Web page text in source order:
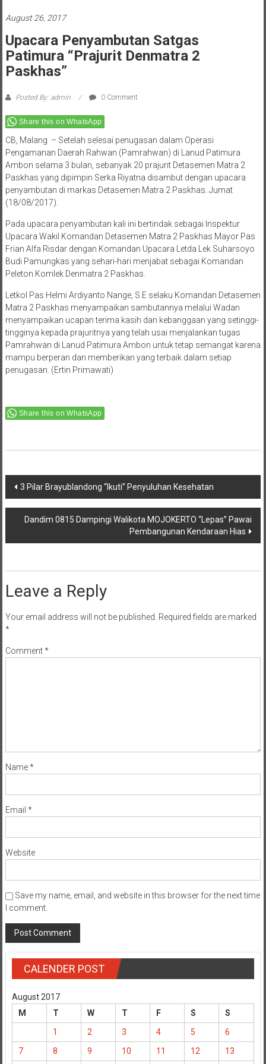
August 26, 2017
Upacara Penyambutan Satgas
Patimura “Prajurit Denmatra 2
Paskhas”
Posted By: admin 0 Comment
Share this on WhatsApp
CB, Malang – Setelah selesai penugasan dalam Operasi
Pengamanan Daerah Rahwan (Pamrahwan) di Lanud Patimura
Ambon selama 3 bulan, sebanyak 20 prajurit Detasemen Matra 2
Paskhas yang dipimpin Serka Riyatna disambut dengan upacara
penyambutan di markas Detasemen Matra 2 Paskhas. Jumat
(18/08/2017).
Pada upacara penyambutan kali ini bertindak sebagai Inspektur
Upacara Wakil Komandan Detasemen Matra 2 Paskhas Mayor Pas
Frian Alfa Risdar dengan Komandan Upacara Letda Lek Suharsoyo
Budi Pamungkas yang sehari-hari menjabat sebagai Komandan
Peleton Komlek Denmatra 2 Paskhas.
Letkol Pas Helmi Ardiyanto Nange, S.E selaku Komandan Detasemen
Matra 2 Paskhas menyampaikan sambutannya melalui Wadan
menyampaikan ucapan terima kasih dan kebanggaan yang setinggi-
tingginya kepada prajuritnya yang telah usai menjalankan tugas
Pamrahwan di Lanud Patimura Ambon untuk tetap semangat karena
mampu berperan dan memberikan yang terbaik dalam setiap
penugasan. (Ertin Primawati)
Share this on WhatsApp
Post
navigation
3 Pilar Brayublandong “Ikuti” Penyuluhan Kesehatan
Dandim 0815 Dampingi Walikota MOJOKERTO “Lepas” Pawai
Pembangunan Kendaraan Hias
Leave a Reply
Your email address will not be published. Required fields are marked
*
Comment*
Name*
Email *
Website
Save my name, email, and website in this browser for the next time
I comment.
CALENDER POST
August 2017
M
T W T F S
S
1
2 3 4 5
6
7
8 9 10 11 12 13